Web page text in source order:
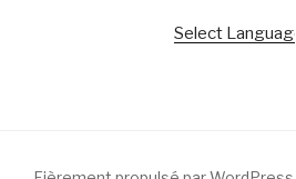
Select Language